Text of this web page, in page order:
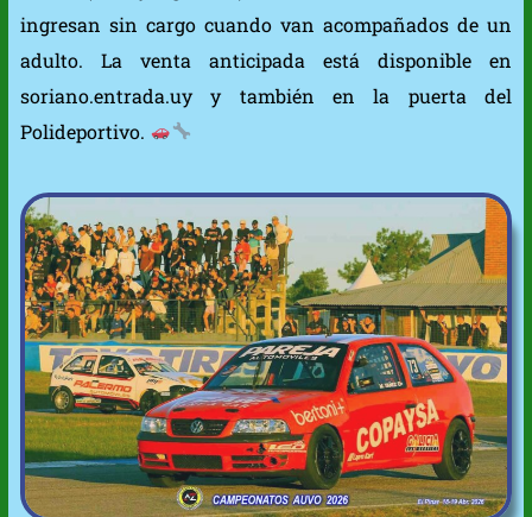
ingresan sin cargo cuando van acompañados de un
adulto. La venta anticipada está disponible en
soriano.entrada.uy y también en la puerta del
Polideportivo.